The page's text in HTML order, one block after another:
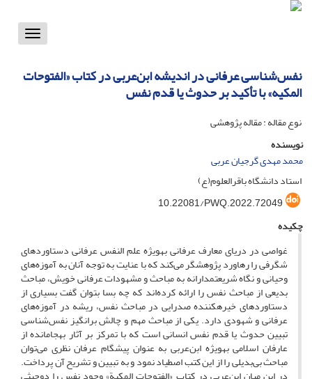
Toggle
نفس‌شناسی عرفانی در اندیشه ابن‌عربی در کتاب «الفتوحات
المکیه» با تأکید بر حدوث یا قدم نفس
نوع مقاله : مقاله پژوهشی
نویسنده
محمد مهدی گرجیان عربی
استاد دانشگاه باقرالعلوم(ع)
10.22081/PWQ.2022.72049
چکیده
غواصی در دریای معارف عرفانی به‎ویژه علم النفس عرفانی دستاوردهای
شگرفی را رهاورد پژوهشگر می‌کند که با عنایت به توجه آنان به آموزه‌های
وحیانی و نگاه شریعتمدارانه به مباحث و مشهودات عرفانی خویش، مباحث
بدیعی از مباحث نفس را ارائه کرده‌اند که چه بسا بتوان گفت بسیاری از
دستاوردهای خیره‏کننده صدرایی در مباحث نفس، ریشه در آموزه‌های
عرفانی و شهودی دارد. یکی از مباحث مهم و چالش‌ برانگیز نفس‌شناسی
تبیین حدوث یا قدم نفس انسانی است که با تمرکز بر آثار به‏جامانده از
عارفان اسلامی به‎ویژه ابن‌عربی به عنوان پیشگام عرفان نظری می‌توان
مباحث بی‌بدیلی را از این کتب اصطیاد نمود و به تبیین و تشریح آن پرداخت.